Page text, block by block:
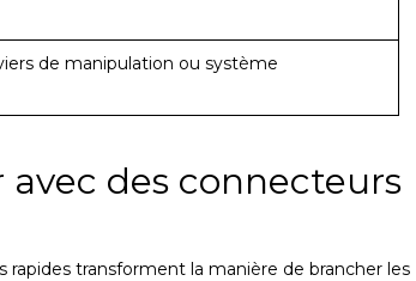
de manipulation ou système
des connecteurs
transforment la manière de brancher les